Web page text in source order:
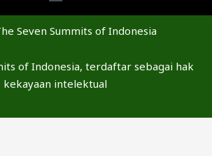
Seven Summits of Indonesia
of Indonesia, terdaftar sebagai hak
kekayaan intelektual